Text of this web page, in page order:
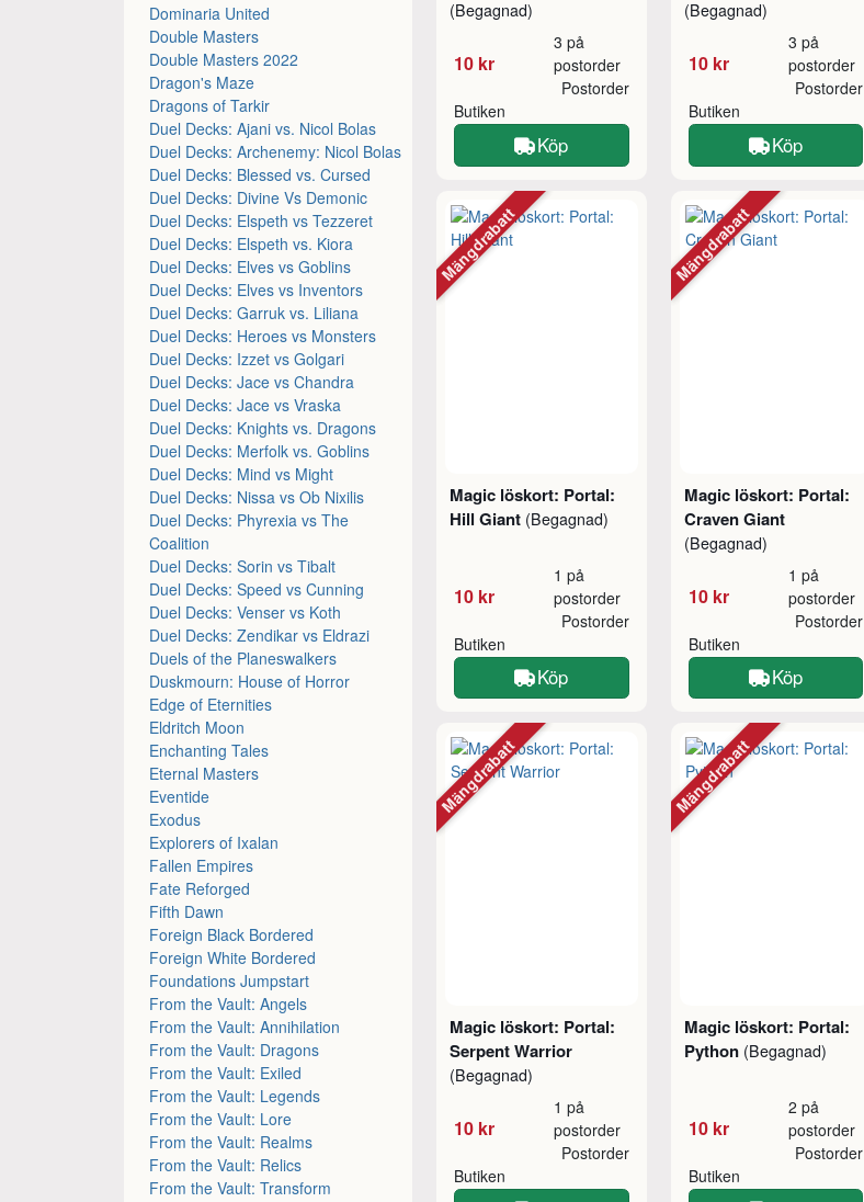
Dominaria United
Double Masters
Double Masters 2022
Dragon's Maze
Dragons of Tarkir
Duel Decks: Ajani vs. Nicol Bolas
Duel Decks: Archenemy: Nicol Bolas
Duel Decks: Blessed vs. Cursed
Duel Decks: Divine Vs Demonic
Duel Decks: Elspeth vs Tezzeret
Duel Decks: Elspeth vs. Kiora
Duel Decks: Elves vs Goblins
Duel Decks: Elves vs Inventors
Duel Decks: Garruk vs. Liliana
Duel Decks: Heroes vs Monsters
Duel Decks: Izzet vs Golgari
Duel Decks: Jace vs Chandra
Duel Decks: Jace vs Vraska
Duel Decks: Knights vs. Dragons
Duel Decks: Merfolk vs. Goblins
Duel Decks: Mind vs Might
Duel Decks: Nissa vs Ob Nixilis
Duel Decks: Phyrexia vs The
Coalition
Duel Decks: Sorin vs Tibalt
Duel Decks: Speed vs Cunning
Duel Decks: Venser vs Koth
Duel Decks: Zendikar vs Eldrazi
Duels of the Planeswalkers
Duskmourn: House of Horror
Edge of Eternities
Eldritch Moon
Enchanting Tales
Eternal Masters
Eventide
Exodus
Explorers of Ixalan
Fallen Empires
Fate Reforged
Fifth Dawn
Foreign Black Bordered
Foreign White Bordered
Foundations Jumpstart
From the Vault: Angels
From the Vault: Annihilation
From the Vault: Dragons
From the Vault: Exiled
From the Vault: Legends
From the Vault: Lore
From the Vault: Realms
From the Vault: Relics
From the Vault: Transform
(Begagnad)
10 kr
3 på
postorder
Butiken
Postorder
Köp
(Begagnad)
10 kr
3 på
postorder
Butiken
Postorder
Köp
Magic löskort: Portal:
Hill Giant (Begagnad)
10 kr
1 på
postorder
Butiken
Postorder
Köp
Mängdrabatt
Magic löskort: Portal:
Craven Giant
(Begagnad)
10 kr
1 på
postorder
Butiken
Postorder
Köp
Mängdrabatt
Magic löskort: Portal:
Serpent Warrior
(Begagnad)
10 kr
1 på
postorder
Butiken
Postorder
Mängdrabatt
Magic löskort: Portal:
Python (Begagnad)
10 kr
2 på
postorder
Butiken
Postorder
Mängdrabatt